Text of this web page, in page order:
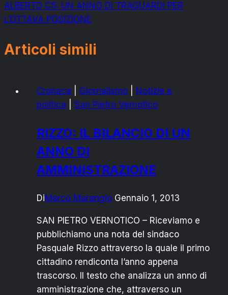
ALBERTO C5: UN ANNO DI TRAGUARDI PER
L’OTTAVA POSIZIONE
Articoli simili
Cronaca Giornalismo
Notizie e
politica
San Pietro Vernotico
RIZZO: IL BILANCIO DI UN
ANNO DI
AMMINISTRAZIONE
DiMarco Marangio Gennaio 1, 2013
SAN PIETRO VERNOTICO – Riceviamo e
pubblichiamo una nota del sindaco
Pasquale Rizzo attraverso la quale il primo
cittadino rendiconta l’anno appena
trascorso. Il testo che analizza un anno di
amministrazione che, attraverso un